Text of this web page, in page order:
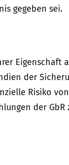
gegeben sei.
Eigenschaft
der
Risiko
der GbR